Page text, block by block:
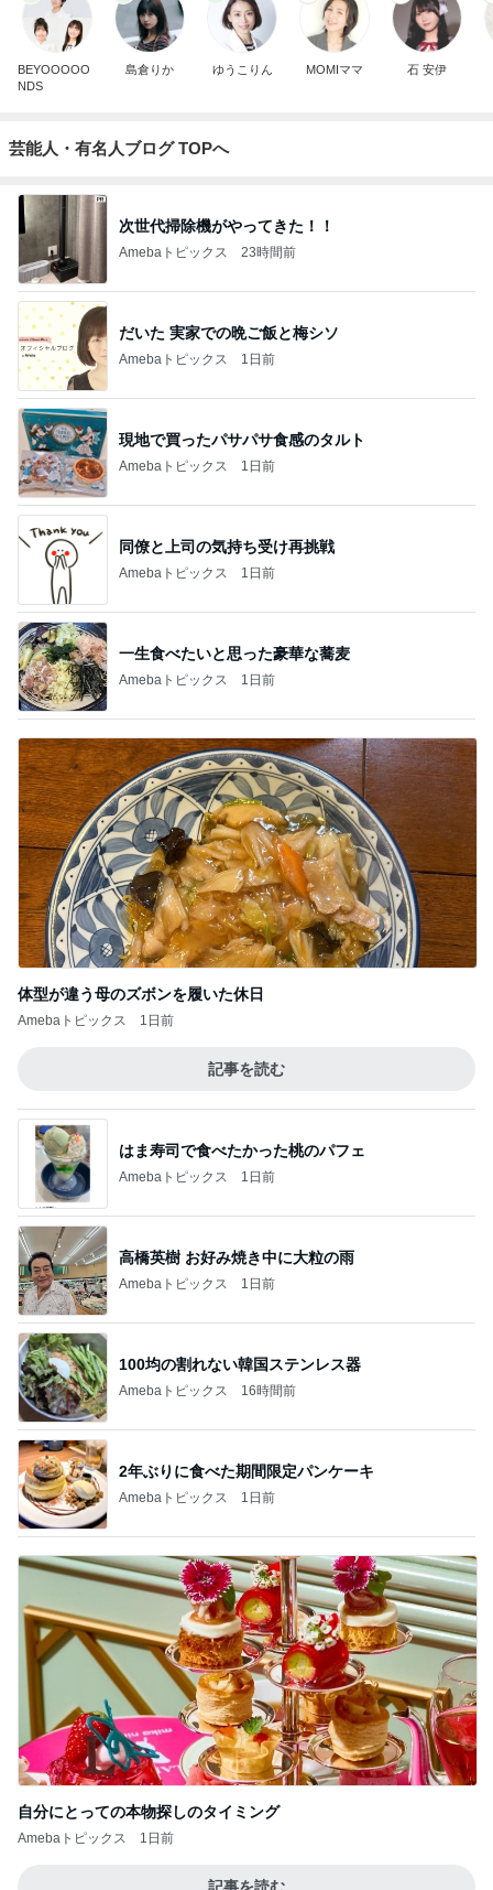
BEYOOOOO
NDS
島倉りか ゆうこりん MOMIママ 石 安伊
芸能人・有名人ブログ TOPへ
次世代掃除機がやってきた！！
Amebaトピックス 23時間前
だいた 実家での晩ご飯と梅シソ
Amebaトピックス 1日前
現地で買ったパサパサ食感のタルト
Amebaトピックス 1日前
同僚と上司の気持ち受け再挑戦
Amebaトピックス 1日前
一生食べたいと思った豪華な蕎麦
Amebaトピックス 1日前
体型が違う母のズボンを履いた休日
Amebaトピックス 1日前
記事を読む
はま寿司で食べたかった桃のパフェ
Amebaトピックス 1日前
高橋英樹 お好み焼き中に大粒の雨
Amebaトピックス 1日前
100均の割れない韓国ステンレス器
Amebaトピックス 16時間前
2年ぶりに食べた期間限定パンケーキ
Amebaトピックス 1日前
自分にとっての本物探しのタイミング
Amebaトピックス 1日前